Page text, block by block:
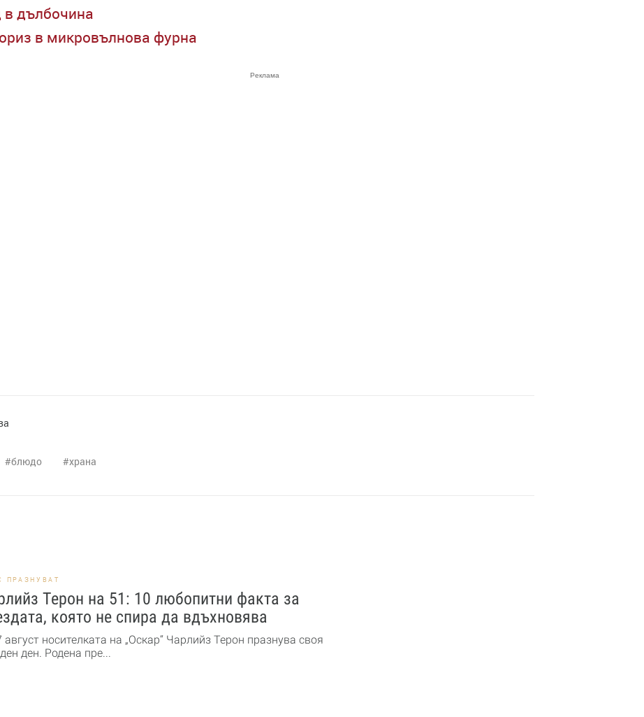
в дълбочина
в микровълнова фурна
блюдо храна
ПРАЗНУВАТ
Терон на 51: 10 любопитни факта за
която не спира да вдъхновява
август носителката на „Оскар“ Чарлийз Терон празнува своя
ден. Родена пре...